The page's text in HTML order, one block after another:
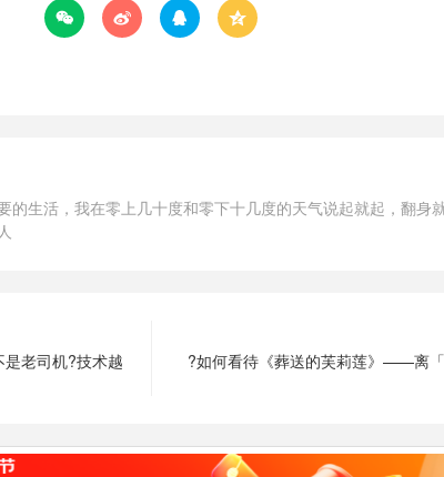
   
的生活，我在零上几十度和零下十几度的天气说起就起，翻身
老司机?技术越
?如何看待《葬送的芙莉莲》——离